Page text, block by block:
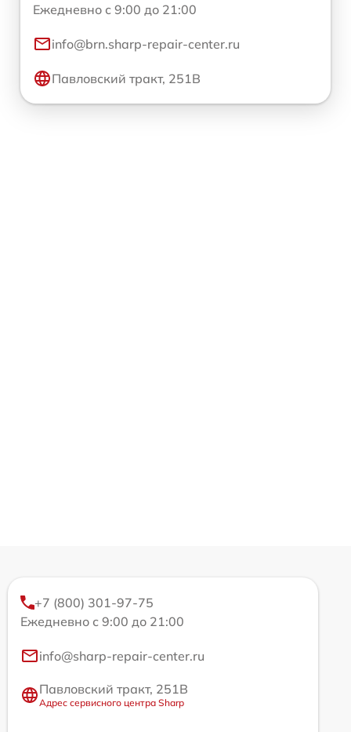
Ежедневно с 9:00 до 21:00
info@brn.sharp-repair-center.ru
Павловский тракт, 251В
+7 (800) 301-97-75
Ежедневно с 9:00 до 21:00
info@sharp-repair-center.ru
Павловский тракт, 251В
Адрес сервисного центра Sharp